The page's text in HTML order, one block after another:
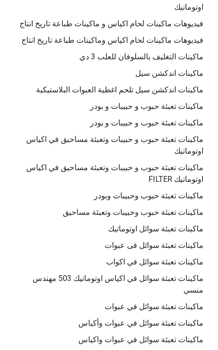
اوتوماتيك
فيديوهات ماكينات لحام اكياس و ماكينات طباعة تاريخ انتاج
فيديوهات ماكينات لحام اكياس وماكينات طباعة تاريخ انتاج
ماكينات التغليف بالسلوفان للعلب 3 دي
ماكينات اندكشن سيل
ماكينات اندكشن سيل تلحم اغطية العبوات البلاستيكية
ماكينات تعبئة حبوب و حبيبات و بودر
ماكينات تعبئة حبوب و حبيبات و بودر
ماكينات تعبئة حبوب و حبيبات وتعبئة مساحيق في اكياس
اوتوماتيك
ماكينات تعبئة حبوب و حبيبات وتعبئة مساحيق في اكياس
اوتوماتيك FILTER
ماكينات تعبئة حبوب وحبيبات وبودر
ماكينات تعبئة حبوب وحبيبات وتعبئة مساحيق
ماكينات تعبئة سوائل اوتوماتيك
ماكينات تعبئة سوائل فى عبوات
ماكينات تعبئة سوائل في اكواب
ماكينات تعبئة سوائل في اكياس اوتوماتيك 503 مهندس
منسي
ماكينات تعبئة سوائل في عبوات
ماكينات تعبئة سوائل في عبوات وأكياس
ماكينات تعبئة سوائل في عبوات واكياس